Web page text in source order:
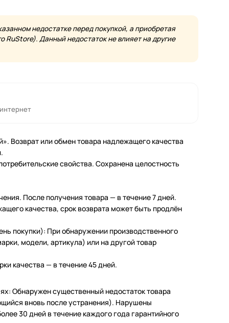
недостатке перед покупкой, а приобретая
RuStore). Данный недостаток не влияет на другие
Возврат или обмен товара надлежащего качества
свойства. Сохранена целостность
После получения товара — в течение 7 дней.
качества, срок возврата может быть продлён
покупки): При обнаружении производственного
модели, артикула) или на другой товар
качества — в течение 45 дней.
Обнаружен существенный недостаток товара
вновь после устранения). Нарушены
30 дней в течение каждого года гарантийного